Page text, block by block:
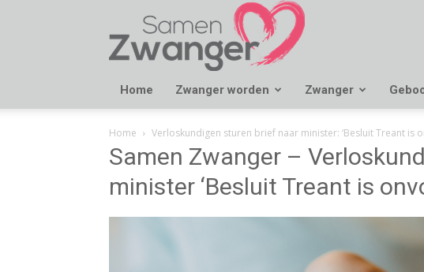
Samen
Zwanger
Home Zwanger worden Zwanger
Home Verloskundigen sturen brief naar minister: ‘Besluit Treant is
Samen Zwanger –
minister ‘Besluit Treant is